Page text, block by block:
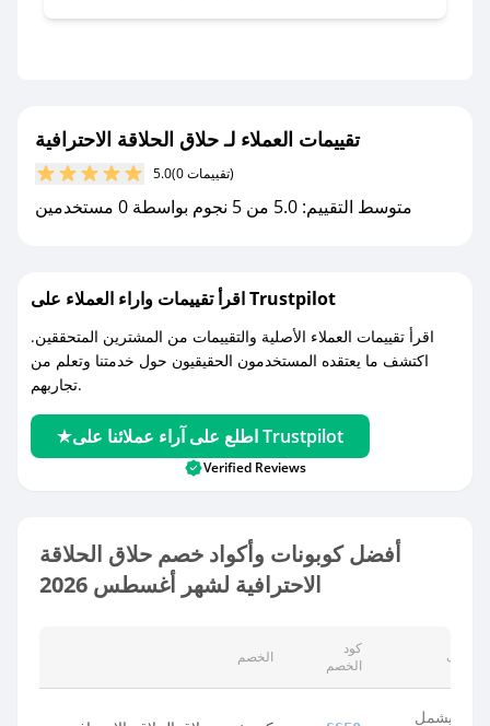
تقييمات العملاء لـ حلاق الحلاقة الاحترافية
5.0 (0 تقييمات)
متوسط التقييم: 5.0 من 5 نجوم بواسطة 0 مستخدمين
اقرأ تقييمات واراء العملاء على Trustpilot
اقرأ تقييمات العملاء الأصلية والتقييمات من المشترين المتحققين.
اكتشف ما يعتقده المستخدمون الحقيقيون حول خدمتنا وتعلم من
تجاربهم.
اطلع على آراء عملائنا على Trustpilot
Verified Reviews
أفضل كوبونات وأكواد خصم حلاق الحلاقة
الاحترافية لشهر أغسطس 2026
الخصم
كود
الخصم
الوصف
يشمل